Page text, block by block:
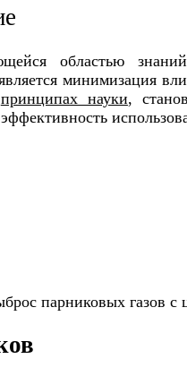
областью
минимизация
принципах науки,
парниковых газов с